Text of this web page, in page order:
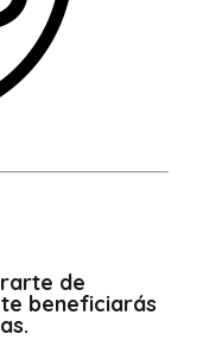
de
beneficiarás